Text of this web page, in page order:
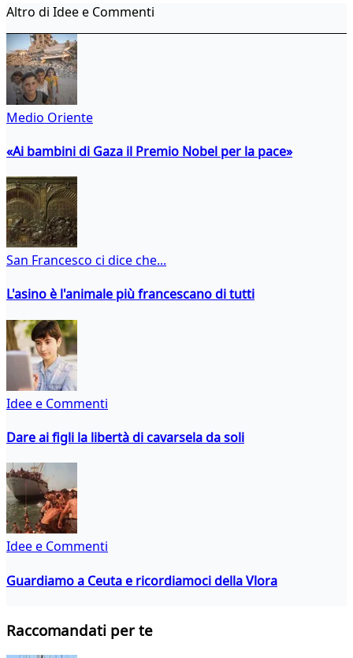
Altro di Idee e Commenti
Medio Oriente
«Ai bambini di Gaza il Premio Nobel per la pace»
San Francesco ci dice che...
L'asino è l'animale più francescano di tutti
Idee e Commenti
Dare ai figli la libertà di cavarsela da soli
Idee e Commenti
Guardiamo a Ceuta e ricordiamoci della Vlora
Raccomandati per te